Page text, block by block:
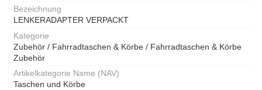
Bezeichnung
LENKERADAPTER VERPACKT
Kategorie
Zubehör / Fahrradtaschen & Körbe / Fahrradtaschen & Körbe
Zubehör
Artikelkategorie Name (NAV)
Taschen und Körbe